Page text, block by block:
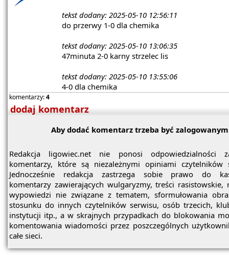
tekst dodany: 2025-05-10 12:56:11
do przerwy 1-0 dla chemika
tekst dodany: 2025-05-10 13:06:35
47minuta 2-0 karny strzelec lis
tekst dodany: 2025-05-10 13:55:06
4-0 dla chemika
komentarzy:4
dodaj komentarz
Aby dodać komentarz trzeba być
Redakcja ligowiec.net nie ponosi odpowiedzialności
komentarzy, które są niezależnymi opiniami czytelników
Jednocześnie redakcja zastrzega sobie prawo do
komentarzy zawierających wulgaryzmy, treści rasistowskie,
wypowiedzi nie związane z tematem, sformułowania
stosunku do innych czytelników serwisu, osób trzecich,
instytucji itp., a w skrajnych przypadkach do blokowania
komentowania wiadomości przez poszczególnych
całe sieci.